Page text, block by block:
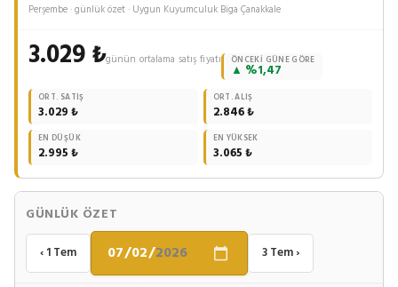
Perşembe · günlük özet · Uygun Kuyumculuk Biga Çanakkale
3.029 ₺günün ortalama satış fiyatı ÖNCEKI GÜNE GÖRE
▲ %1,47
ORT. SATIŞ
3.029 ₺
ORT. ALIŞ
2.846 ₺
EN DÜŞÜK
2.995 ₺
EN YÜKSEK
3.065 ₺
GÜNLÜK ÖZET
‹ 1 Tem 3 Tem ›